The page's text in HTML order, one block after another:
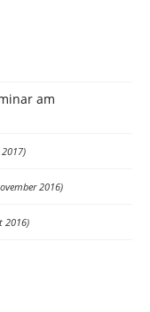
am
2016
2016